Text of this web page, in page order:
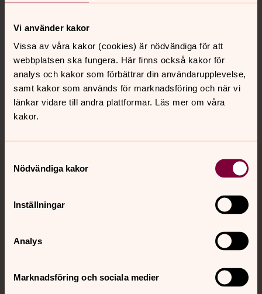
Vi använder kakor
Vissa av våra kakor (cookies) är nödvändiga för att
webbplatsen ska fungera. Här finns också kakor för
analys och kakor som förbättrar din användarupplevelse,
samt kakor som används för marknadsföring och när vi
länkar vidare till andra plattformar. Läs mer om våra
kakor.
Nödvändiga kakor
Inställningar
Analys
Marknadsföring och sociala medier
Hitta snabbt
Sociala kanaler
Jourhavande präst
Akut samtals- och krisstöd. Prata eller chatta anonymt
med en präst på kvällar och nätter.
Chatt
Telefon 112